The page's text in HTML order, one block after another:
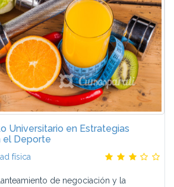
Universitario en Estrategias
el Deporte
física
de negociación y la